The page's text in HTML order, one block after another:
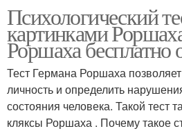
Психологический
картинками
Роршаха бесплатно
Тест Германа Роршаха
личность и определить
состояния человека. Такой тест
кляксы Роршаха . Почему такое